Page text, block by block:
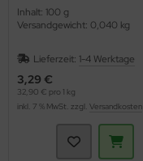
Inhalt: 100 g
Versandgewicht: 0,040 kg
Lieferzeit: 1-4 Werktage
3,29 €
32,90 € pro 1 kg
inkl. 7 % MwSt. zzgl. Versandkosten